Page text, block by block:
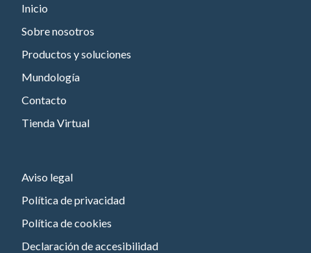
Inicio
Sobre nosotros
Productos y soluciones
Mundología
Contacto
Tienda Virtual
Aviso legal
Política de privacidad
Política de cookies
Declaración de accesibilidad